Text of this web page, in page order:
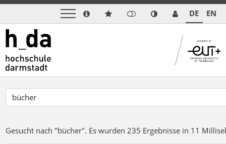
DE EN
Gesucht nach "bücher". Es wurden 235 Ergebnisse in 11